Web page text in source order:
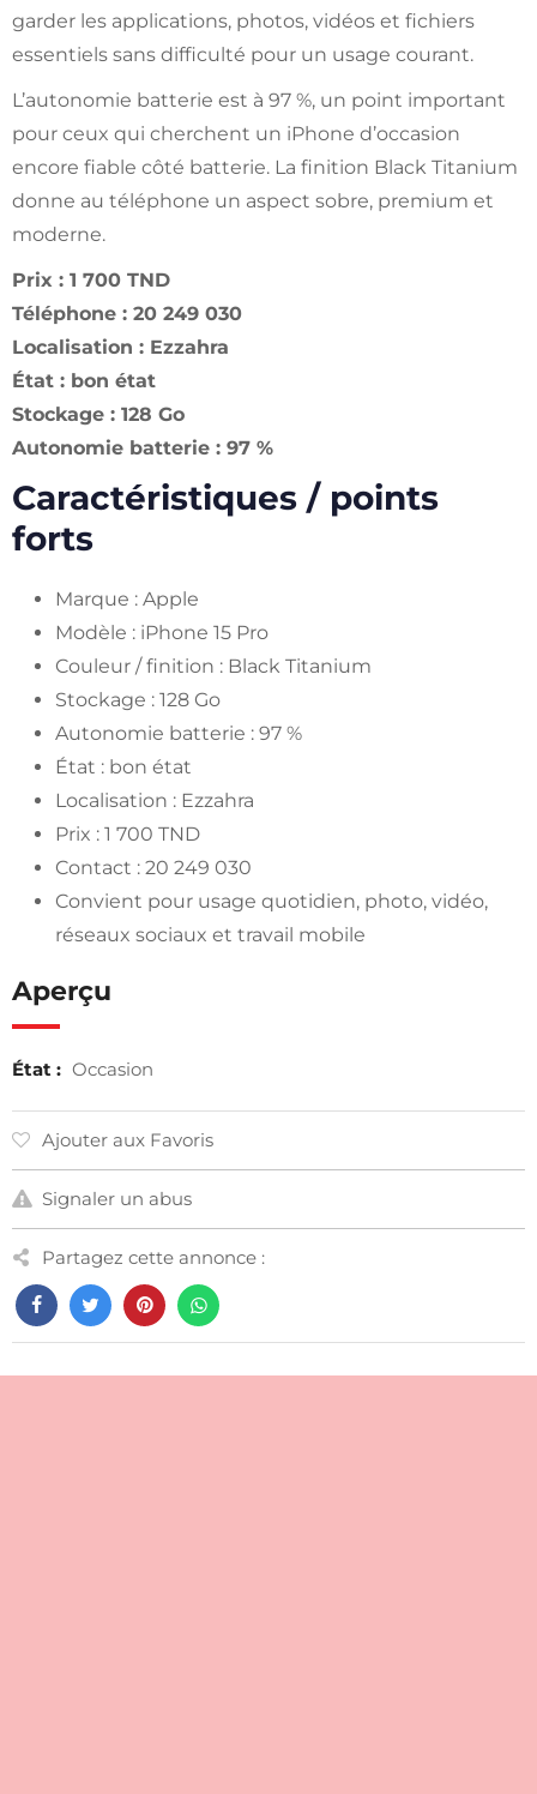
garder les applications, photos, vidéos et fichiers
essentiels sans difficulté pour un usage courant.
L’autonomie batterie est à 97 %, un point important
pour ceux qui cherchent un iPhone d’occasion
encore fiable côté batterie. La finition Black Titanium
donne au téléphone un aspect sobre, premium et
moderne.
Prix : 1 700 TND
Téléphone : 20 249 030
Localisation : Ezzahra
État : bon état
Stockage : 128 Go
Autonomie batterie : 97 %
Caractéristiques / points
forts
Marque : Apple
Modèle : iPhone 15 Pro
Couleur / finition : Black Titanium
Stockage : 128 Go
Autonomie batterie : 97 %
État : bon état
Localisation : Ezzahra
Prix : 1 700 TND
Contact : 20 249 030
Convient pour usage quotidien, photo, vidéo,
réseaux sociaux et travail mobile
Aperçu
État : Occasion
Ajouter aux Favoris
Signaler un abus
Partagez cette annonce :